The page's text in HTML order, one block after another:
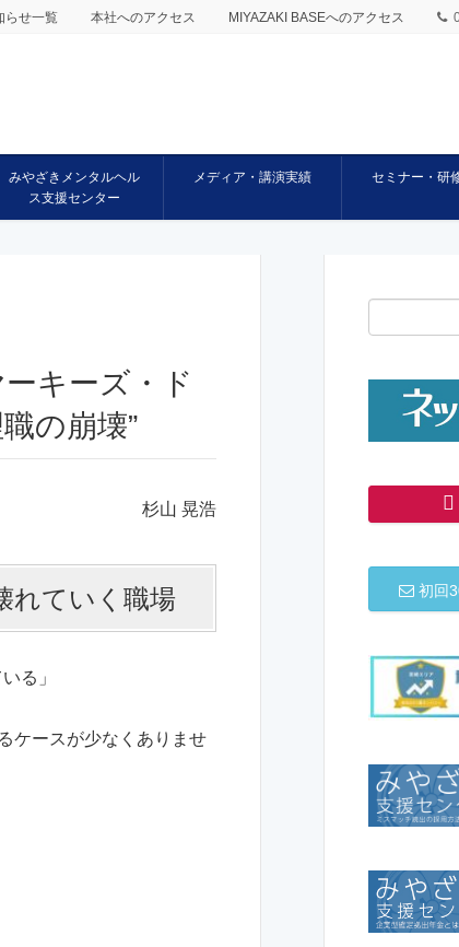
らせ一覧 本社へのアクセス MIYAZAKI BASEへのアクセス
みやざきメンタルヘル
ス支援センター
メディア・講演実績 セミナー・研
キーズ・ド
の崩壊”
杉山 晃浩
れていく職場
る」
ケースが少なくありませ
初回